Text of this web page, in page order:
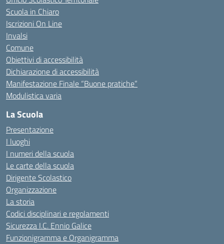
Scuola in Chiaro
Iscrizioni On Line
Invalsi
Comune
Obiettivi di accessibilità
Dichiarazione di accessibilità
Manifestazione Finale “Buone pratiche”
Modulistica varia
La Scuola
Presentazione
I luoghi
I numeri della scuola
Le carte della scuola
Dirigente Scolastico
Organizzazione
La storia
Codici disciplinari e regolamenti
Sicurezza I.C. Ennio Galice
Funzionigramma e Organigramma